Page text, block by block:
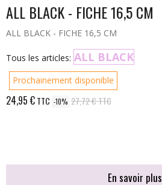
ALL BLACK - FICHE 16,5 CM
ALL BLACK - FICHE 16,5 CM
Tous les articles: ALL BLACK
Prochainement disponible
24,95 €TTC -10% 27,72 €TTC
En savoir plus